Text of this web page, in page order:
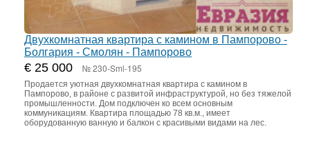
Двухкомнатная квартира с камином в Пампорово -
Болгария - Смолян - Пампорово
€ 25 000 № 230-Sml-195
Продается уютная двухкомнатная квартира с камином в
Пампорово, в районе с развитой инфраструктурой, но без тяжелой
промышленности. Дом подключен ко всем основным
коммуникациям. Квартира площадью 78 кв.м., имеет
оборудованную ванную и балкон с красивыми видами на лес.